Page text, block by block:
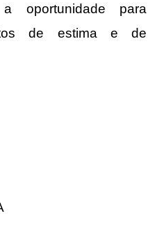
oportunidade para
de estima e de